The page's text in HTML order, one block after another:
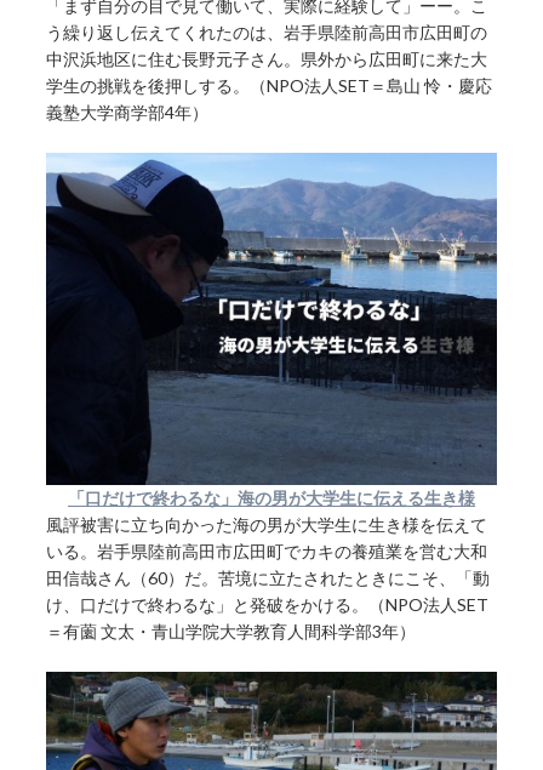
「まず自分の目で見て働いて、実際に経験して」ーー。こ
う繰り返し伝えてくれたのは、岩手県陸前高田市広田町の
中沢浜地区に住む長野元子さん。県外から広田町に来た大
学生の挑戦を後押しする。（NPO法人SET＝島山 怜・慶応
義塾大学商学部4年）
「口だけで終わるな」海の男が大学生に伝える生き様
風評被害に立ち向かった海の男が大学生に生き様を伝えて
いる。岩手県陸前高田市広田町でカキの養殖業を営む大和
田信哉さん（60）だ。苦境に立たされたときにこそ、「動
け、口だけで終わるな」と発破をかける。（NPO法人SET
＝有薗 文太・青山学院大学教育人間科学部3年）